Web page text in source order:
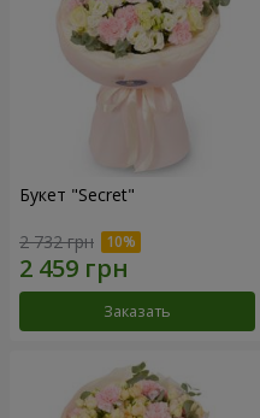
Букет "Secret"
2 732 грн
Заказать